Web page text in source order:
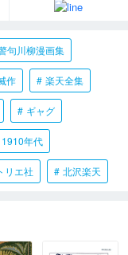
句川柳漫画集
作 楽天全集
ギャグ
1910年代
リエ社 北沢楽天